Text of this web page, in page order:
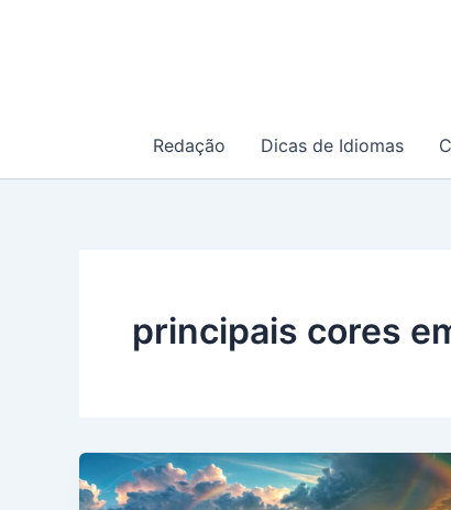
Redação Dicas de Idiomas
principais cores